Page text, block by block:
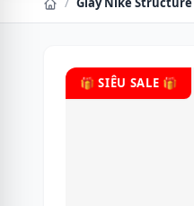
🎁 SIÊU SALE 🎁